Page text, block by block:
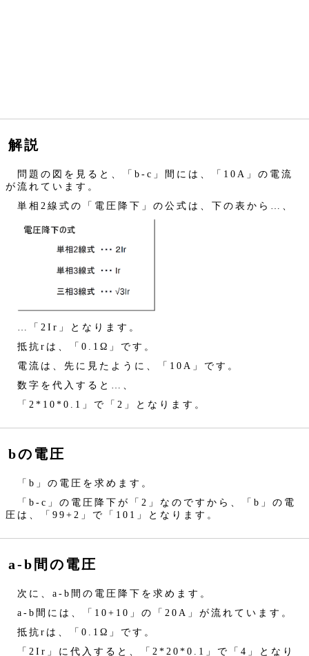
解説
問題の図を見ると、「b-c」間には、「10A」の電流
が流れています。
単相2線式の「電圧降下」の公式は、下の表から…、
…「2Ir」となります。
抵抗rは、「0.1Ω」です。
電流は、先に見たように、「10A」です。
数字を代入すると…、
「2*10*0.1」で「2」となります。
bの電圧
「b」の電圧を求めます。
「b-c」の電圧降下が「2」なのですから、「b」の電
圧は、「99+2」で「101」となります。
a-b間の電圧
次に、a-b間の電圧降下を求めます。
a-b間には、「10+10」の「20A」が流れています。
抵抗rは、「0.1Ω」です。
「2Ir」に代入すると、「2*20*0.1」で「4」となり